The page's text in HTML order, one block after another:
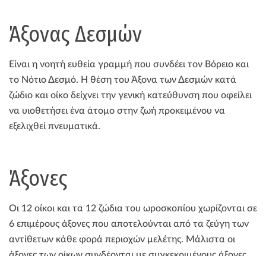
Άξονας Δεσμών
Είναι η νοητή ευθεία γραμμή που συνδέει τον Βόρειο και
το Νότιο Δεσμό. Η θέση του Άξονα των Δεσμών κατά
ζώδιο και οίκο δείχνει την γενική κατεύθυνση που οφείλει
να υιοθετήσει ένα άτομο στην ζωή προκειμένου να
εξελιχθεί πνευματικά.
Άξονες
Οι 12 οίκοι και τα 12 ζώδια του ωροσκοπίου χωρίζονται σε
6 επιμέρους άξονες που αποτελούνται από τα ζεύγη των
αντίθετων κάθε φορά περιοχών μελέτης. Μάλιστα οι